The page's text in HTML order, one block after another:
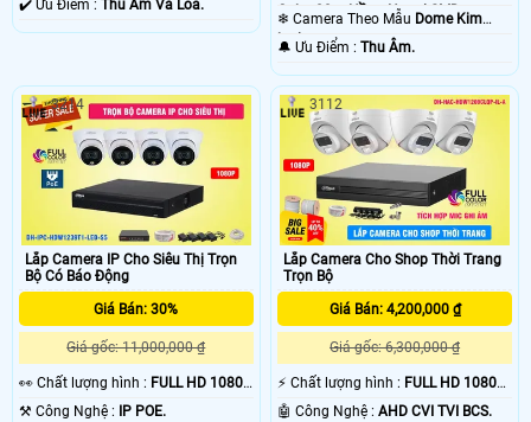
️✔️ Ưu Điểm : Thu Âm Và Loa.
Color 20m Hồng Ngoại SMD.
❄ Camera Theo Mẫu Dome Kim
loại.
️🔔 Ưu Điểm :Thu Âm.
Lắp Camera IP Cho Siêu Thị Trọn
Bộ Có Báo Động
Giá Bán: 30%
Giá gốc: 11,000,000 ₫
️👀 Chất lượng hình : FULL HD 1080P
⚒ Công Nghệ : IP POE.
3214
Lắp Camera Cho Shop Thời Trang
Trọn Bộ
Giá Bán: 4,200,000 ₫
Giá gốc: 6,300,000 ₫
️⚡ Chất lượng hình : FULL HD 1080P
.
🤖️ Công Nghệ :AHD CVI TVI BCS.
3112